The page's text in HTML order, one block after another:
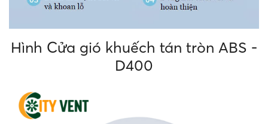
Hình Cửa gió khuếch tán tròn ABS -
D400